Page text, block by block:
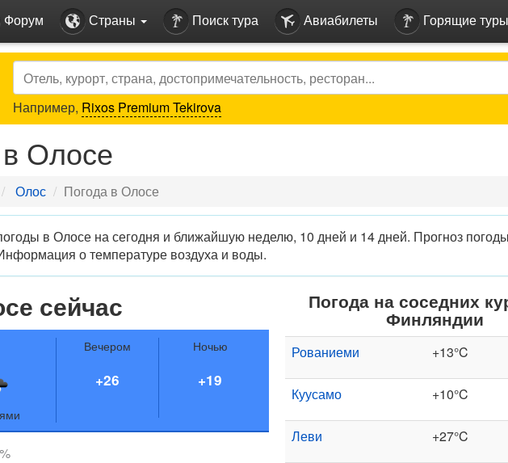
Форум Страны Поиск тура Авиабилеты Горящие туры
Search
Например, Rixos Premium Tekirova
Олосе
Олос Погода в Олосе
в Олосе на сегодня и ближайшую неделю, 10 дней и 14 дней. Прогноз
о температуре воздуха и воды.
сейчас
Вечером
+26
Ночью
+19
Погода на соседних
Финляндии
Рованиеми +13°C
Куусамо +10°C
Леви +27°C